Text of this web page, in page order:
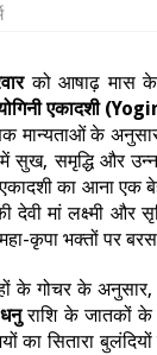
को आषाढ़ मास के
एकादशी
मान्यताओं के
सुख, समृद्धि और
का आना एक
देवी मां लक्ष्मी और
कृपा भक्तों पर
के गोचर के
राशि के जातकों के
का सितारा